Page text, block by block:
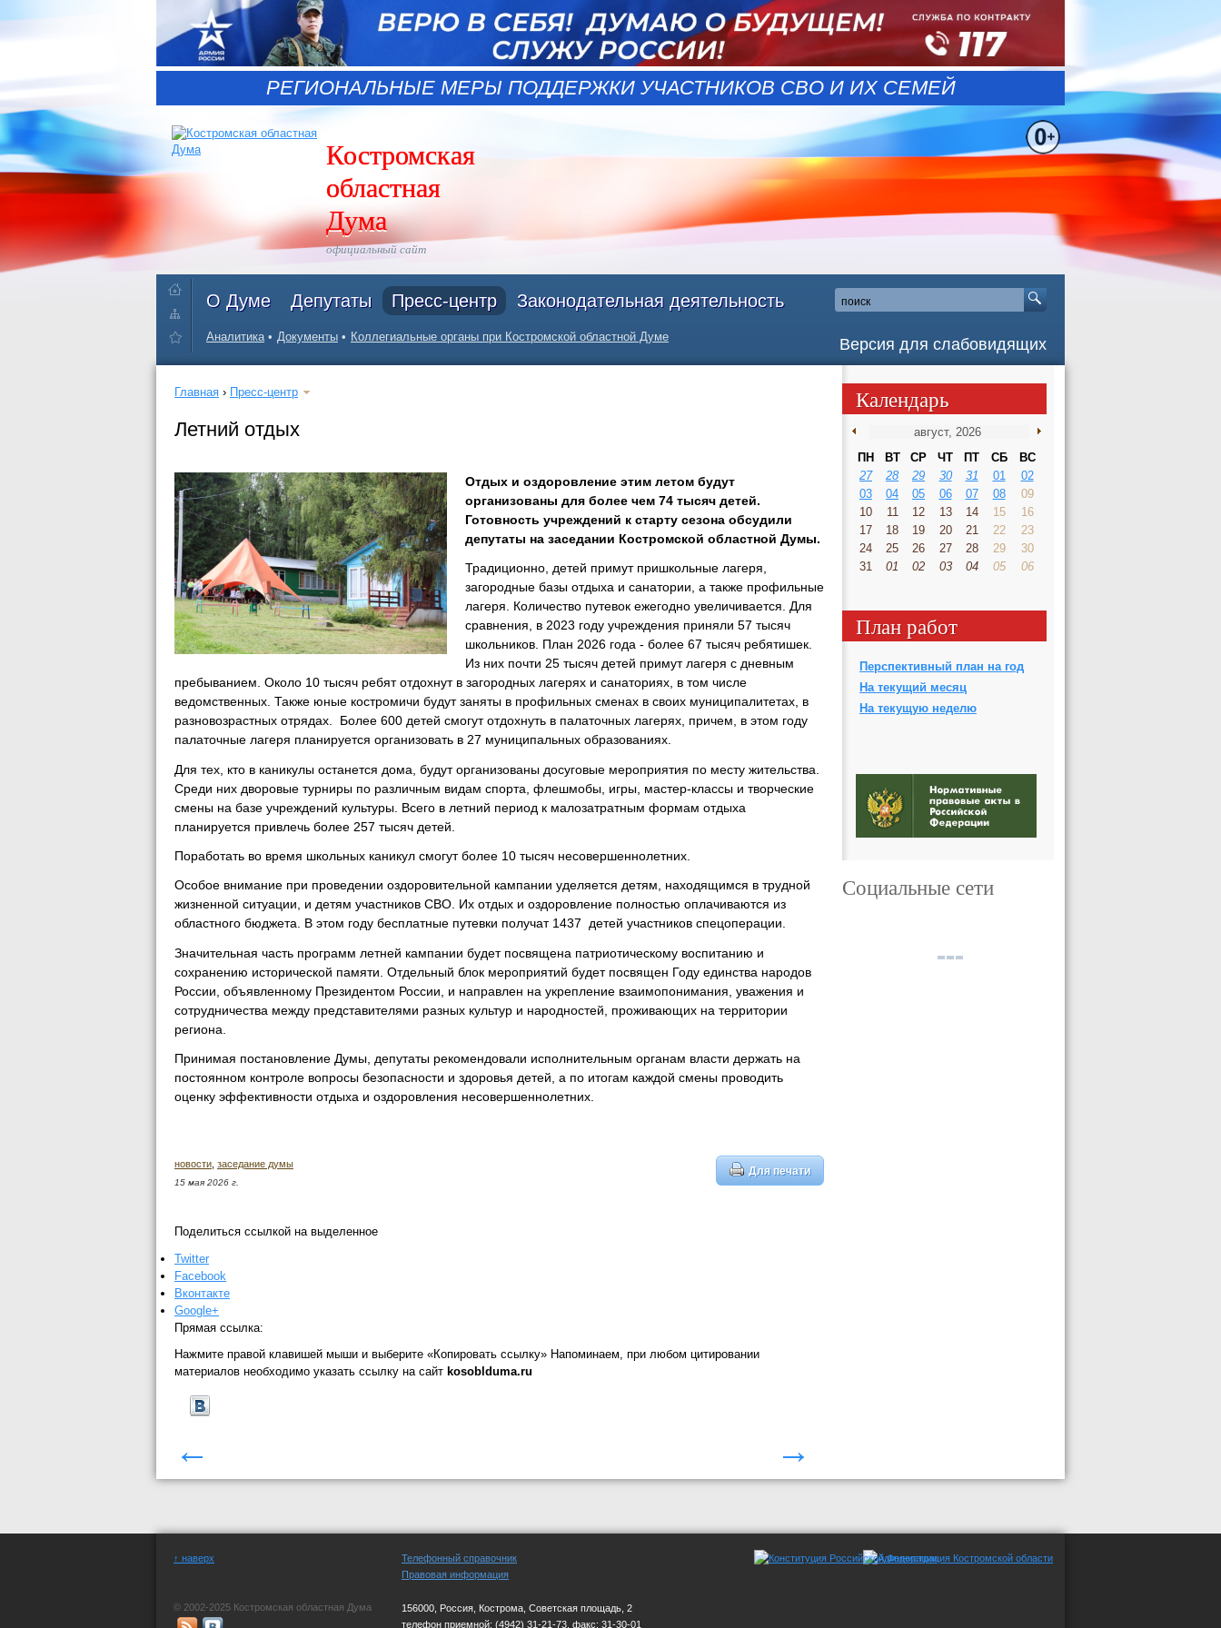
РЕГИОНАЛЬНЫЕ МЕРЫ ПОДДЕРЖКИ УЧАСТНИКОВ СВО И ИХ СЕМЕЙ
Костромская
областная
Дума
официальный сайт
Версия для слабовидящих
О Думе Депутаты Пресс-центр Законодательная деятельность
Аналитика Документы Коллегиальные органы при Костромской областной Думе
Главная › Пресс-центр
Летний отдых
Отдых и оздоровление этим летом будут
организованы для более чем 74 тысяч детей.
Готовность учреждений к старту сезона обсудили
депутаты на заседании Костромской областной Думы.
Традиционно, детей примут пришкольные лагеря,
загородные базы отдыха и санатории, а также профильные
лагеря. Количество путевок ежегодно увеличивается. Для
сравнения, в 2023 году учреждения приняли 57 тысяч
школьников. План 2026 года - более 67 тысяч ребятишек.
Из них почти 25 тысяч детей примут лагеря с дневным
пребыванием. Около 10 тысяч ребят отдохнут в загородных лагерях и санаториях, в том числе
ведомственных. Также юные костромичи будут заняты в профильных сменах в своих муниципалитетах, в
разновозрастных отрядах. Более 600 детей смогут отдохнуть в палаточных лагерях, причем, в этом году
палаточные лагеря планируется организовать в 27 муниципальных образованиях.
Для тех, кто в каникулы останется дома, будут организованы досуговые мероприятия по месту жительства.
Среди них дворовые турниры по различным видам спорта, флешмобы, игры, мастер-классы и творческие
смены на базе учреждений культуры. Всего в летний период к малозатратным формам отдыха
планируется привлечь более 257 тысяч детей.
Поработать во время школьных каникул смогут более 10 тысяч несовершеннолетних.
Особое внимание при проведении оздоровительной кампании уделяется детям, находящимся в трудной
жизненной ситуации, и детям участников СВО. Их отдых и оздоровление полностью оплачиваются из
областного бюджета. В этом году бесплатные путевки получат 1437 детей участников спецоперации.
Значительная часть программ летней кампании будет посвящена патриотическому воспитанию и
сохранению исторической памяти. Отдельный блок мероприятий будет посвящен Году единства народов
России, объявленному Президентом России, и направлен на укрепление взаимопонимания, уважения и
сотрудничества между представителями разных культур и народностей, проживающих на территории
региона.
Принимая постановление Думы, депутаты рекомендовали исполнительным органам власти держать на
постоянном контроле вопросы безопасности и здоровья детей, а по итогам каждой смены проводить
оценку эффективности отдыха и оздоровления несовершеннолетних.
Для печати
новости заседание думы
15 мая 2026 г.
Поделиться ссылкой на выделенное
Twitter
Facebook
Вконтакте
Google+
Прямая ссылка:
Нажмите правой клавишей мыши и выберите «Копировать ссылку» Напоминаем, при любом цитировании
материалов необходимо указать ссылку на сайт kosoblduma.ru
← →
Календарь
ПН ВТ СР ЧТ ПТ СБ
ВС
27
28 29 30 31 01
02
03
04 05 06 07 08
09
10
11 12 13 14 15
16
17
18 19 20 21 22
23
24
25 26 27 28 29
30
31
01 02 03 04 05 06
План работ
Перспективный план на год
На текущий месяц
На текущую неделю
Социальные сети
↑ наверх
© 2002-2025 Костромская областная Дума
Телефонный справочник
Правовая информация
156000, Россия, Кострома, Советская площадь, 2
телефон приемной: (4942) 31-21-73, факс: 31-30-01